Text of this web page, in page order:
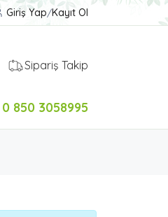
Giriş Yap/Kayıt Ol
Sipariş Takip
0 850 3058995